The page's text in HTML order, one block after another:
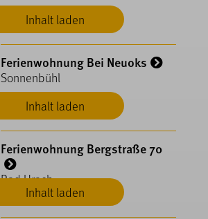
Inhalt laden
Inhalt laden
Ferienwohnung Bei Neuoks
Sonnenbühl
Inhalt laden
Ferienwohnung Bergstraße 70
Bad Urach